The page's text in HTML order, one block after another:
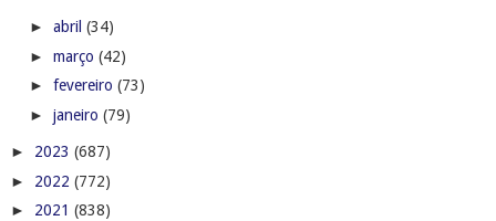
► abril (34)
► março (42)
► fevereiro (73)
► janeiro (79)
► 2023 (687)
► 2022 (772)
► 2021 (838)